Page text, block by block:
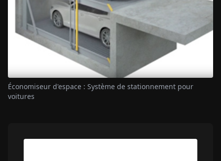
Économiseur d'espace : Système de stationnement pour
voitures